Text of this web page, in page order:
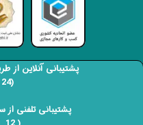
پشتیبانی آنلاین از
(24 ساعته)
پشتیبانی تلفنی